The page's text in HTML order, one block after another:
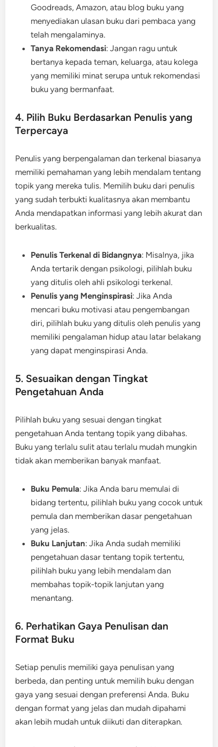
Goodreads, Amazon, atau blog buku yang
menyediakan ulasan buku dari pembaca yang
telah mengalaminya.
Tanya Rekomendasi: Jangan ragu untuk
bertanya kepada teman, keluarga, atau kolega
yang memiliki minat serupa untuk rekomendasi
buku yang bermanfaat.
4. Pilih Buku Berdasarkan Penulis yang
Terpercaya
Penulis yang berpengalaman dan terkenal biasanya
memiliki pemahaman yang lebih mendalam tentang
topik yang mereka tulis. Memilih buku dari penulis
yang sudah terbukti kualitasnya akan membantu
Anda mendapatkan informasi yang lebih akurat dan
berkualitas.
Penulis Terkenal di Bidangnya: Misalnya, jika
Anda tertarik dengan psikologi, pilihlah buku
yang ditulis oleh ahli psikologi terkenal.
Penulis yang Menginspirasi: Jika Anda
mencari buku motivasi atau pengembangan
diri, pilihlah buku yang ditulis oleh penulis yang
memiliki pengalaman hidup atau latar belakang
yang dapat menginspirasi Anda.
5. Sesuaikan dengan Tingkat
Pengetahuan Anda
Pilihlah buku yang sesuai dengan tingkat
pengetahuan Anda tentang topik yang dibahas.
Buku yang terlalu sulit atau terlalu mudah mungkin
tidak akan memberikan banyak manfaat.
Buku Pemula: Jika Anda baru memulai di
bidang tertentu, pilihlah buku yang cocok untuk
pemula dan memberikan dasar pengetahuan
yang jelas.
Buku Lanjutan: Jika Anda sudah memiliki
pengetahuan dasar tentang topik tertentu,
pilihlah buku yang lebih mendalam dan
membahas topik-topik lanjutan yang
menantang.
6. Perhatikan Gaya Penulisan dan
Format Buku
Setiap penulis memiliki gaya penulisan yang
berbeda, dan penting untuk memilih buku dengan
gaya yang sesuai dengan preferensi Anda. Buku
dengan format yang jelas dan mudah dipahami
akan lebih mudah untuk diikuti dan diterapkan.